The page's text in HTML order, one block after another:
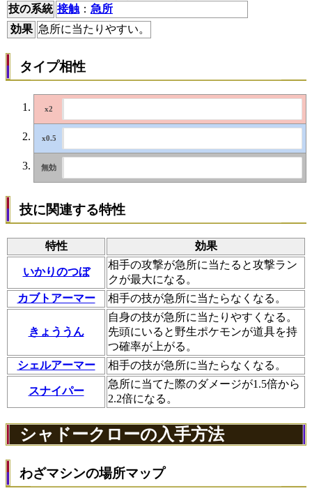
技の系統 接触： 急所
効果 急所に当たりやすい。
タイプ相性
技に関連する特性
特性 効果
いかりのつぼ
相手の攻撃が急所に当たると攻撃ラン
クが最大になる。
カブトアーマー
相手の技が急所に当たらなくなる。
きょううん
自身の技が急所に当たりやすくなる。
先頭にいると野生ポケモンが道具を持
つ確率が上がる。
シェルアーマー
相手の技が急所に当たらなくなる。
スナイパー
急所に当てた際のダメージが1.5倍から
2.2倍になる。
シャドークローの入手方法
わざマシンの場所マップ